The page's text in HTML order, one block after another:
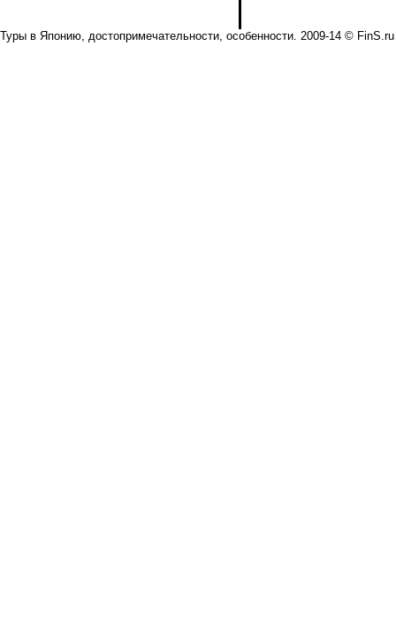
Туры в Японию, достопримечательности, особенности. 2009-14 © FinS.ru